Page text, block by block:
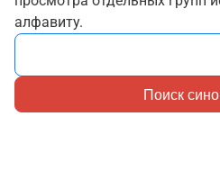
алфавиту.
Поиск